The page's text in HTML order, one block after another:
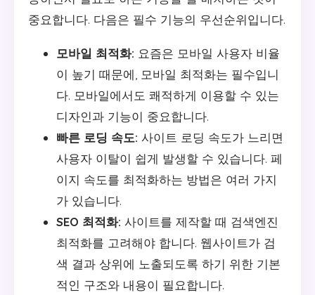
중요합니다. 다음은 필수 기능의 우선순위입니다.
모바일 최적화: 요즘은 모바일 사용자 비율
이 높기 때문에, 모바일 최적화는 필수입니
다. 모바일에서도 쾌적하게 이용할 수 있는
디자인과 기능이 중요합니다.
빠른 로딩 속도: 사이트 로딩 속도가 느리면
사용자 이탈이 쉽게 발생할 수 있습니다. 페
이지 속도를 최적화하는 방법은 여러 가지
가 있습니다.
SEO 최적화: 사이트를 제작할 때 검색엔진
최적화를 고려해야 합니다. 웹사이트가 검
색 결과 상위에 노출되도록 하기 위한 기본
적인 구조와 내용이 필요합니다.